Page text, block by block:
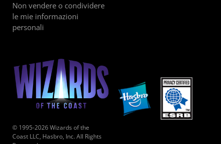
Non vendere o condividere
le mie informazioni
personali
© 1995-2026 Wizards of the
Coast LLC, Hasbro, Inc. All Rights